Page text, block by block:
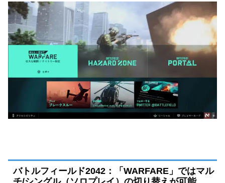
バトルフィールド2042：「WARFARE」ではマル